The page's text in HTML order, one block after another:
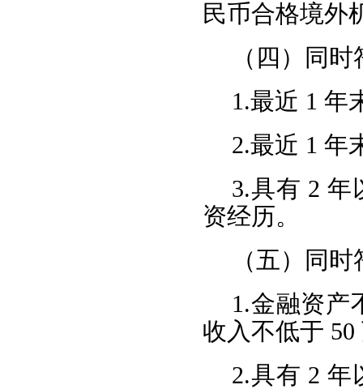
民币合格境外
（四）同
1.最近 1 年
2.最近 1 年
3.具有 2 年
资经历。
（五）同
1.金融资产
收入不低于 50
2.具有 2 年